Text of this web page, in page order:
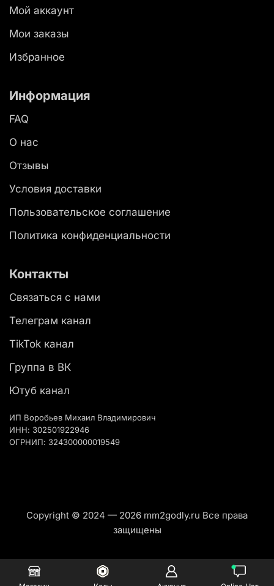
Мой аккаунт
Мои заказы
Избранное
Информация
FAQ
О нас
Отзывы
Условия доставки
Пользовательское соглашение
Политика конфиденциальности
Контакты
Связаться с нами
Телеграм канал
TikTok канал
Группа в ВК
Ютуб канал
ИП Воробьев Михаил Владимирович
ИНН: 302501922946
ОГРНИП: 324300000019549
Copyright © 2024 — 2026 mm2godly.ru Все права
защищены